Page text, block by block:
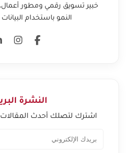
خبير تسويق رقمي ومطور
النمو باستخدام البيانات
النشرة
اشترك لتصلك أحدث المقالات